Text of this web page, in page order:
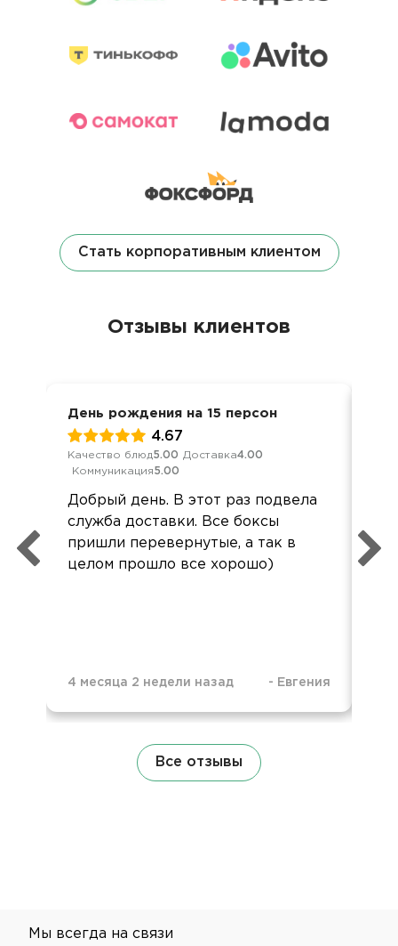
Стать корпоративным клиентом
Отзывы клиентов
День рождения на 15 персон
4.67
Качество блюд5.00 Доставка4.00
Коммуникация5.00
Добрый день. В этот раз подвела
служба доставки. Все боксы
пришли перевернутые, а так в
целом прошло все хорошо)
4 месяца 2 недели назад - Евгения
Все отзывы
Мы всегда на связи